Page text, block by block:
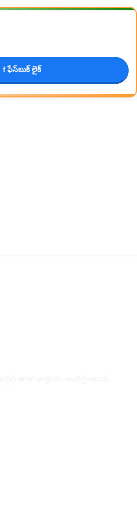
f ఫేస్‌బుక్ లైక్